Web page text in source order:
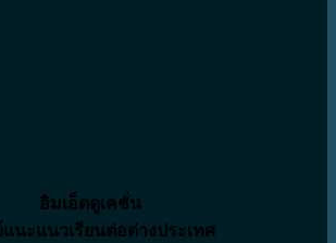
อิมเอ็ดดูเคชั่น
นะแนวเรียนต่อต่างประเทศ